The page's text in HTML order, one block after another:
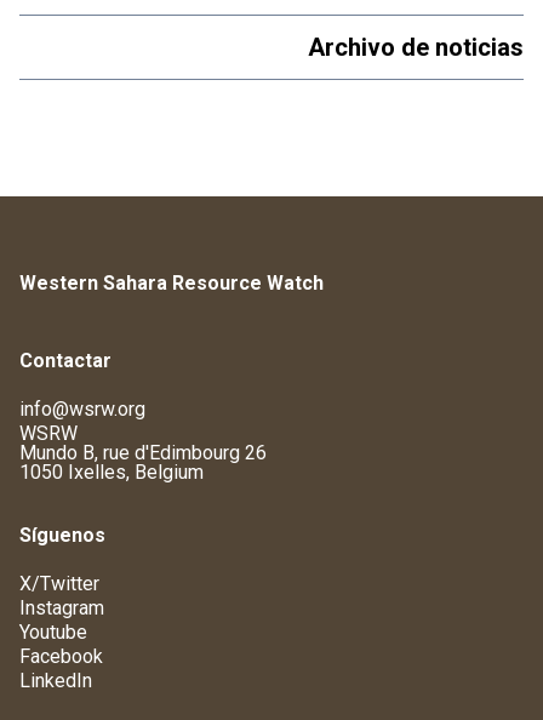
Archivo de noticias
Western Sahara Resource Watch
Contactar
info@wsrw.org
WSRW
Mundo B, rue d'Edimbourg 26
1050 Ixelles, Belgium
Síguenos
X/Twitter
Instagram
Youtube
Facebook
LinkedIn